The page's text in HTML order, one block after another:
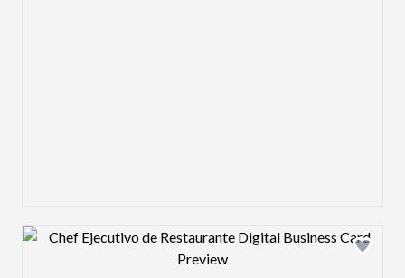
Design preview image